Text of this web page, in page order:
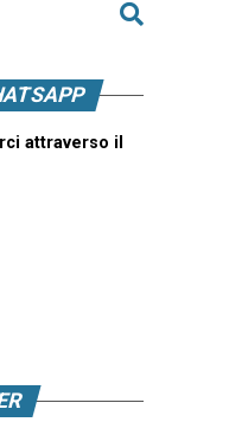
attraverso il